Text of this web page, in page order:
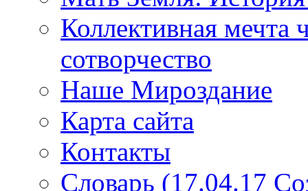
Коллективная мечта
сотворчество
Наше Мироздание
Карта сайта
Контакты
Словарь (17.04.17